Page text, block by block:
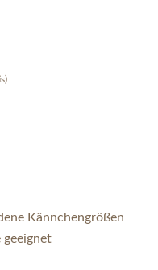
Kännchengrößen